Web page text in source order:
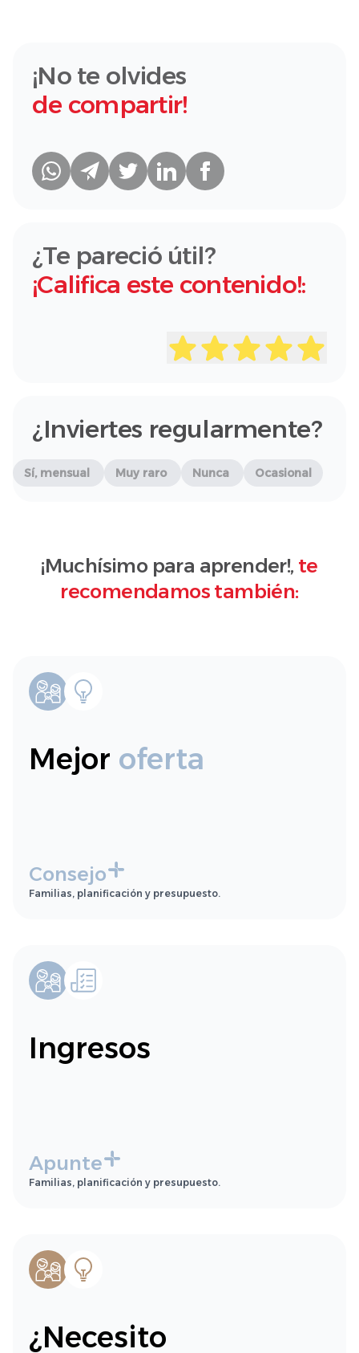
¡No te olvides
de compartir!
¿Te pareció útil?
¡Califica este contenido!:
¿Inviertes regularmente?
Sí, mensual Muy raro Nunca Ocasional
¡Muchísimo para aprender!, te
recomendamos también:
Mejor oferta
Consejo
Familias, planificación y presupuesto.
Ingresos
Apunte
Familias, planificación y presupuesto.
¿Necesito